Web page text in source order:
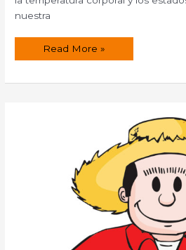
nuestra
El
consiste
Read More »